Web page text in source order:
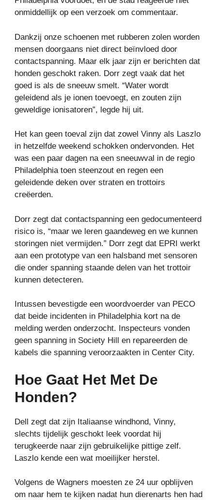
onmiddellijk op een verzoek om commentaar.
Dankzij onze schoenen met rubberen zolen worden
mensen doorgaans niet direct beïnvloed door
contactspanning. Maar elk jaar zijn er berichten dat
honden geschokt raken. Dorr zegt vaak dat het
goed is als de sneeuw smelt. “Water wordt
geleidend als je ionen toevoegt, en zouten zijn
geweldige ionisatoren”, legde hij uit.
Het kan geen toeval zijn dat zowel Vinny als Laszlo
in hetzelfde weekend schokken ondervonden. Het
was een paar dagen na een sneeuwval in de regio
Philadelphia toen steenzout en regen een
geleidende deken over straten en trottoirs
creëerden.
Dorr zegt dat contactspanning een gedocumenteerd
risico is, “maar we leren gaandeweg en we kunnen
storingen niet vermijden.” Dorr zegt dat EPRI werkt
aan een prototype van een halsband met sensoren
die onder spanning staande delen van het trottoir
kunnen detecteren.
Intussen bevestigde een woordvoerder van PECO
dat beide incidenten in Philadelphia kort na de
melding werden onderzocht. Inspecteurs vonden
geen spanning in Society Hill en repareerden de
kabels die spanning veroorzaakten in Center City.
Hoe Gaat Het Met De
Honden?
Dell zegt dat zijn Italiaanse windhond, Vinny,
slechts tijdelijk geschokt leek voordat hij
terugkeerde naar zijn gebruikelijke pittige zelf.
Laszlo kende een wat moeilijker herstel.
Volgens de Wagners moesten ze 24 uur opblijven
om naar hem te kijken nadat hun dierenarts hen had